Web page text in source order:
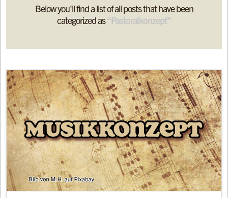
Below you'll find a list of all posts that have been
categorized as“Pastoralkonzept”